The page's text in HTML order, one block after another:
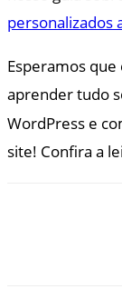
personalizados
Esperamos
aprender tudo
WordPress e
site! Confira a